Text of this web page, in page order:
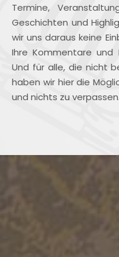
Termine,
Geschichten und
wir uns daraus keine
Ihre Kommentare und
Und für alle, die nicht
haben wir hier die
und nichts zu verpassen.